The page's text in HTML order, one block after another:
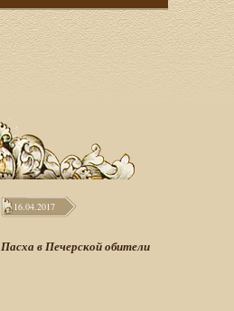
16.04.2017
Пасха в Печерской обители